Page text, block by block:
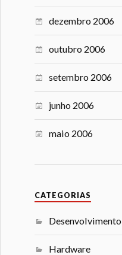
dezembro 2006
outubro 2006
setembro 2006
junho 2006
maio 2006
CATEGORIAS
Desenvolvimento
Hardware